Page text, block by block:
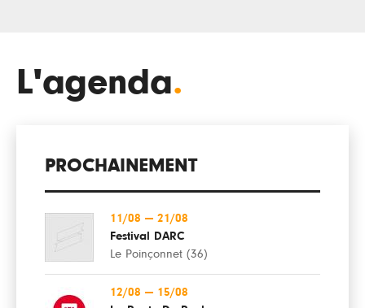
L'agenda.
PROCHAINEMENT
11/08 — 21/08
Festival DARC
Le Poinçonnet (36)
12/08 — 15/08